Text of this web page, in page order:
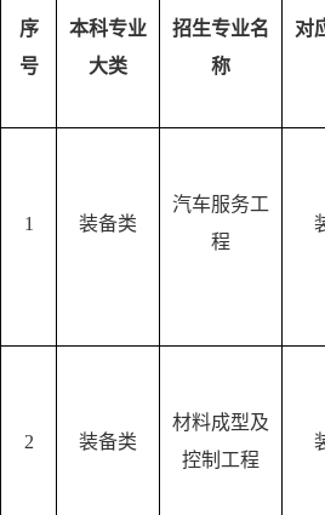
序
号
本科专业
大类
招生专业名
称
对
1 装备类
汽车服务工
程
2 装备类
材料成型及
控制工程